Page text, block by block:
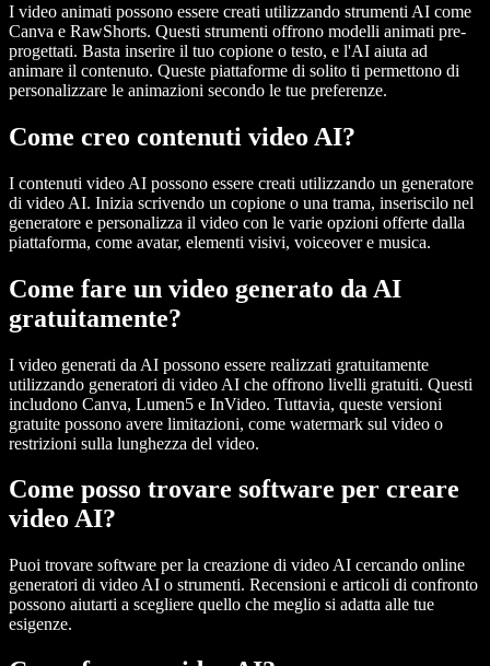
I video animati possono essere creati utilizzando strumenti AI come
Canva e RawShorts. Questi strumenti offrono modelli animati pre-
progettati. Basta inserire il tuo copione o testo, e l'AI aiuta ad
animare il contenuto. Queste piattaforme di solito ti permettono di
personalizzare le animazioni secondo le tue preferenze.
Come creo contenuti video AI?
I contenuti video AI possono essere creati utilizzando un generatore
di video AI. Inizia scrivendo un copione o una trama, inseriscilo nel
generatore e personalizza il video con le varie opzioni offerte dalla
piattaforma, come avatar, elementi visivi, voiceover e musica.
Come fare un video generato da AI
gratuitamente?
I video generati da AI possono essere realizzati gratuitamente
utilizzando generatori di video AI che offrono livelli gratuiti. Questi
includono Canva, Lumen5 e InVideo. Tuttavia, queste versioni
gratuite possono avere limitazioni, come watermark sul video o
restrizioni sulla lunghezza del video.
Come posso trovare software per creare
video AI?
Puoi trovare software per la creazione di video AI cercando online
generatori di video AI o strumenti. Recensioni e articoli di confronto
possono aiutarti a scegliere quello che meglio si adatta alle tue
esigenze.